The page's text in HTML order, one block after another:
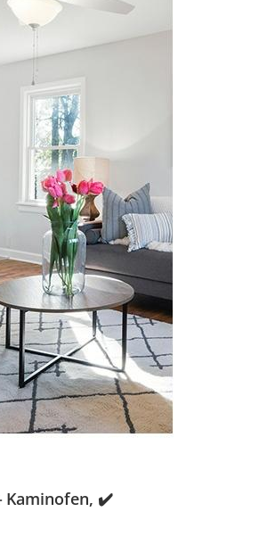
Kaminofen, ✔️